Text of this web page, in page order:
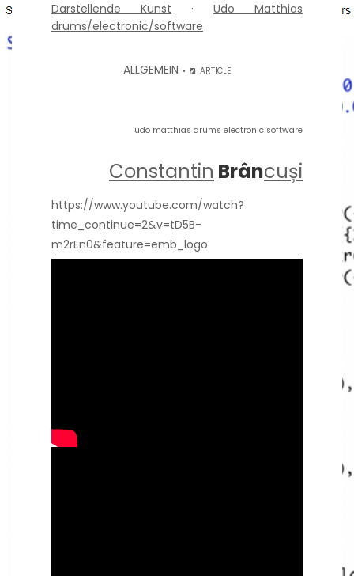
Darstellende Kunst · Udo Matthias
drums/electronic/software
ALLGEMEIN ARTICLE
udo matthias drums electronic software
Constantin Brâncuși
https://www.youtube.com/watch?
time_continue=2&v=tD5B-
m2rEn0&feature=emb_logo